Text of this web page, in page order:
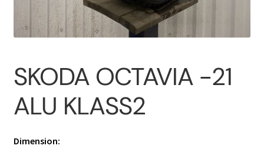
PROFIL
SKODA OCTAVIA -21
ALU KLASS2
Dimension: